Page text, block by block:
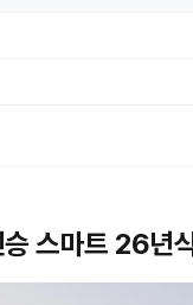
스마트 26년